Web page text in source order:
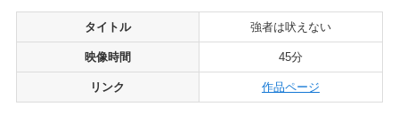
タイトル 強者は吠えない
映像時間 45分
リンク 作品ページ